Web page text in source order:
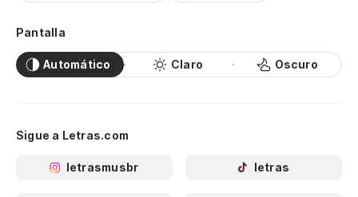
Pantalla
Automático Claro Oscuro
Sigue a Letras.com
letrasmusbr letras